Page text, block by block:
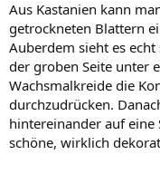
Aus Kastanien kann
getrockneten Blattern
Auberdem sieht es
der groben Seite unter
Wachsmalkreide die
durchzudrücken.
hintereinander auf eine
schöne, wirklich